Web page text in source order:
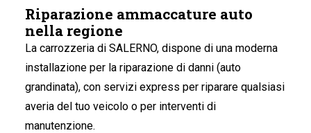
Riparazione ammaccature auto
nella regione
La carrozzeria di SALERNO, dispone di una moderna
installazione per la riparazione di danni (auto
grandinata), con servizi express per riparare qualsiasi
averia del tuo veicolo o per interventi di
manutenzione.